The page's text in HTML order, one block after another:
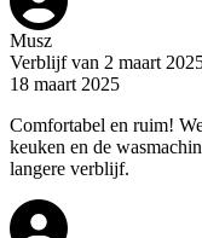
Musz
Verblijf van 2 maart
18 maart 2025
Comfortabel en ruim!
keuken en de
langere verblijf.